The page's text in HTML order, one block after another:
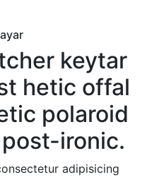
keytar
hetic offal
polaroid
ironic.
adipisicing